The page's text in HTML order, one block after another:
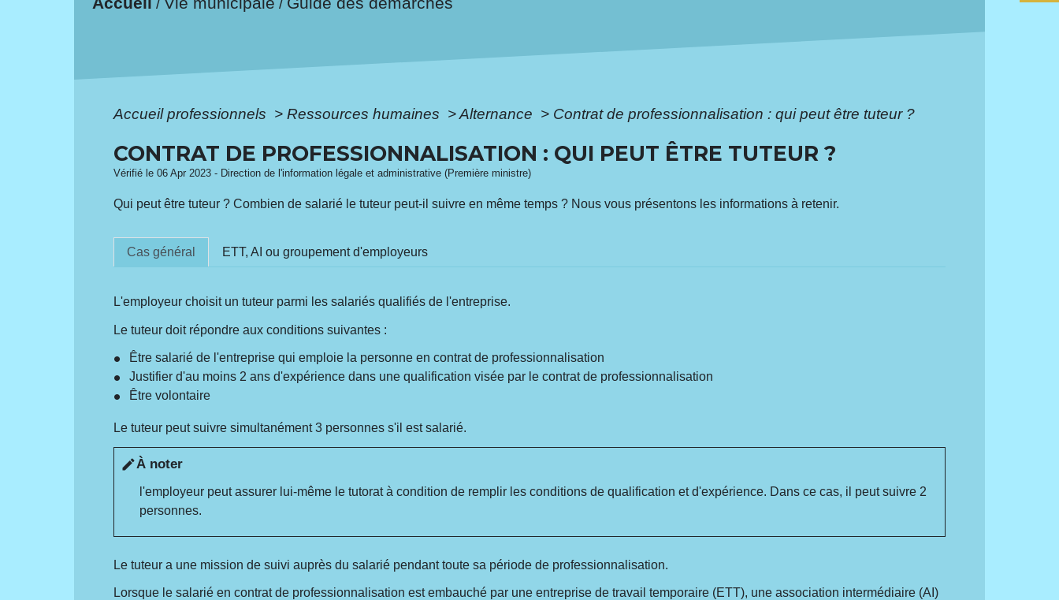
/ /
Accueil professionnels > Ressources humaines >Alternance > Contrat de professionnalisation : qui peut être tuteur ?
CONTRAT DE PROFESSIONNALISATION : QUI PEUT ÊTRE TUTEUR ?
Vérifié le 06 Apr 2023 - Direction de l'information légale et administrative (Première ministre)
Qui peut être tuteur ? Combien de salarié le tuteur peut-il suivre en même temps ? Nous vous présentons les informations à retenir.
Cas général ETT, AI ou groupement d'employeurs
L'employeur choisit un tuteur parmi les salariés qualifiés de l'entreprise.
Le tuteur doit répondre aux conditions suivantes :
Être salarié de l'entreprise qui emploie la personne en contrat de professionnalisation
Justifier d'au moins 2 ans d'expérience dans une qualification visée par le contrat de professionnalisation
Être volontaire
Le tuteur peut suivre simultanément 3 personnes s'il est salarié.
editÀ noter
l'employeur peut assurer lui-même le tutorat à condition de remplir les conditions de qualification et d'expérience. Dans ce cas, il peut suivre 2
personnes.
Le tuteur a une mission de suivi auprès du salarié pendant toute sa période de professionnalisation.
Lorsque le salarié en contrat de professionnalisation est embauché par une entreprise de travail temporaire (ETT), une association intermédiaire (AI)